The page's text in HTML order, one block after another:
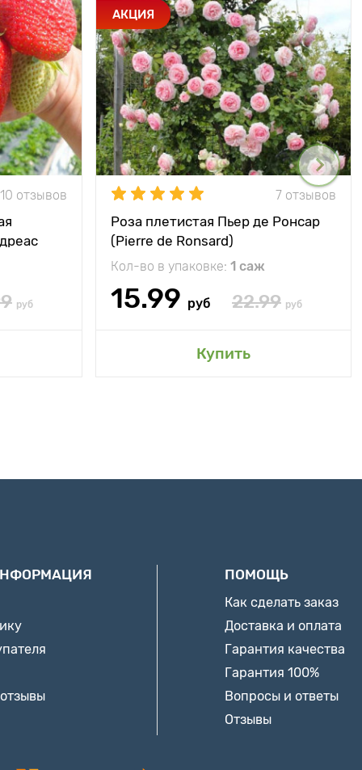
10 отзывов
руб
АКЦИЯ
7 отзывов
Роза плетистая Пьер де Ронсар
(Pierre de Ronsard)
Кол-во в упаковке: 1 саж
15.99 руб 22.99 руб
Купить
ПОМОЩЬ
Как сделать заказ
Доставка и оплата
Гарантия качества
Гарантия 100%
Вопросы и ответы
Отзывы